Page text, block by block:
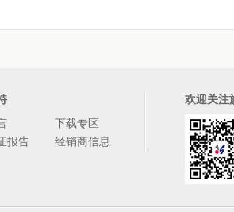
欢迎关注
下载专区
报告
经销商信息